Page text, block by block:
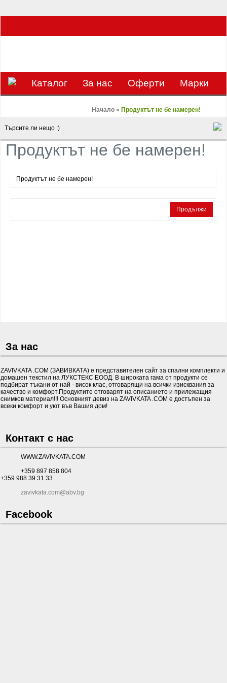
Каталог За нас Оферти Mарки
Начало » Продуктът не бе намерен!
Продуктът не бе намерен!
Продуктът не бе намерен!
Продължи
За нас
ZAVIVKATA .COM (ЗАВИВКАТА) е представителен сайт за спални комплекти и
домашен текстил на ЛУКСТЕКС ЕООД. В широката гама от продукти се
подбират тъкани от най - висок клас, отговарящи на всички изисквания за
качество и комфорт.Продуктите отговарят на описанието и прилежащия
снимков материал!!! Основният девиз на ZAVIVKATA .COM е достъпен за
всеки комфорт и уют във Вашия дом!
Контакт с нас
WWW.ZAVIVKATA.COM
+359 897 858 804
+359 988 39 31 33
zavivkata.com@abv.bg
Facebook